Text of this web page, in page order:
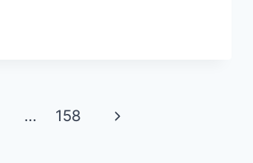
… 158
Næste